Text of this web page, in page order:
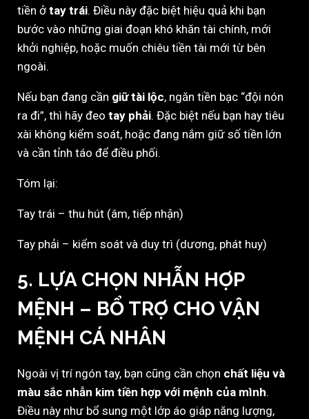
tiền ở tay trái. Điều này đặc biệt hiệu quả khi bạn
bước vào những giai đoạn khó khăn tài chính, mới
khởi nghiệp, hoặc muốn chiêu tiền tài mới từ bên
ngoài.
Nếu bạn đang cần giữ tài lộc, ngăn tiền bạc “đội nón
ra đi”, thì hãy đeo tay phải. Đặc biệt nếu bạn hay tiêu
xài không kiểm soát, hoặc đang nắm giữ số tiền lớn
và cần tỉnh táo để điều phối.
Tóm lại:
Tay trái – thu hút (âm, tiếp nhận)
Tay phải – kiểm soát và duy trì (dương, phát huy)
5. LỰA CHỌN NHẪN HỢP
MỆNH – BỔ TRỢ CHO VẬN
MỆNH CÁ NHÂN
Ngoài vị trí ngón tay, bạn cũng cần chọn chất liệu và
màu sắc nhẫn kim tiền hợp với mệnh của mình.
Điều này như bổ sung một lớp áo giáp năng lượng,